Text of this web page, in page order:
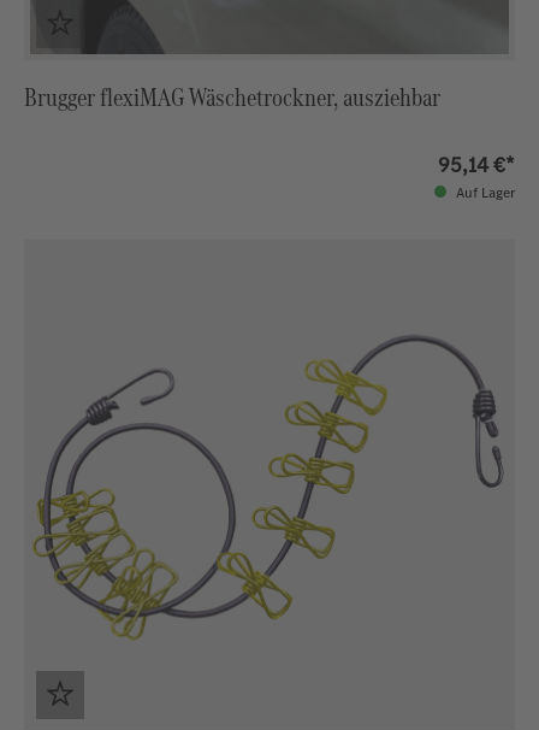
Brugger flexiMAG Wäschetrockner, ausziehbar
95,14 €*
Auf Lager